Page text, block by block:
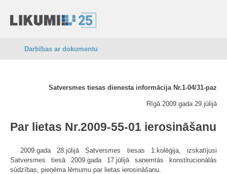
Darbības ar dokumentu
Satversmes tiesas dienesta informācija Nr.1-04/31-paz
Rīgā 2009.gada 29.jūlijā
Par lietas Nr.2009-55-01 ierosināšanu
2009.gada 28.jūlijā Satversmes tiesas 1.kolēģija, izskatījusi
Satversmes tiesā 2009.gada 17.jūlijā saņemtās konstitucionālās
sūdzības, pieņēma lēmumu par lietas ierosināšanu.